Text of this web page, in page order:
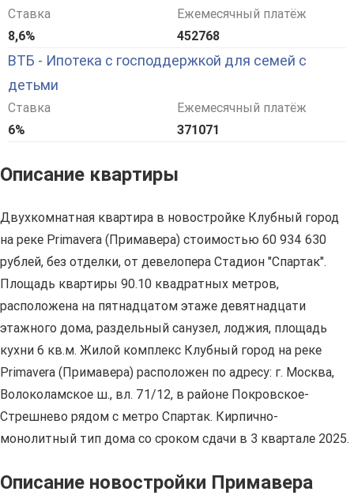
Ставка
8,6%
Ежемесячный платёж
452768
ВТБ - Ипотека с господдержкой для семей с
детьми
Ставка
6%
Ежемесячный платёж
371071
Описание квартиры
Двухкомнатная квартира в новостройке Клубный город
на реке Primavera (Примавера) стоимостью 60 934 630
рублей, без отделки, от девелопера Стадион "Спартак".
Площадь квартиры 90.10 квадратных метров,
расположена на пятнадцатом этаже девятнадцати
этажного дома, раздельный санузел, лоджия, площадь
кухни 6 кв.м. Жилой комплекс Клубный город на реке
Primavera (Примавера) расположен по адресу: г. Москва,
Волоколамское ш., вл. 71/12, в районе Покровское-
Стрешнево рядом с метро Спартак. Кирпично-
монолитный тип дома со сроком сдачи в 3 квартале 2025.
Описание новостройки Примавера